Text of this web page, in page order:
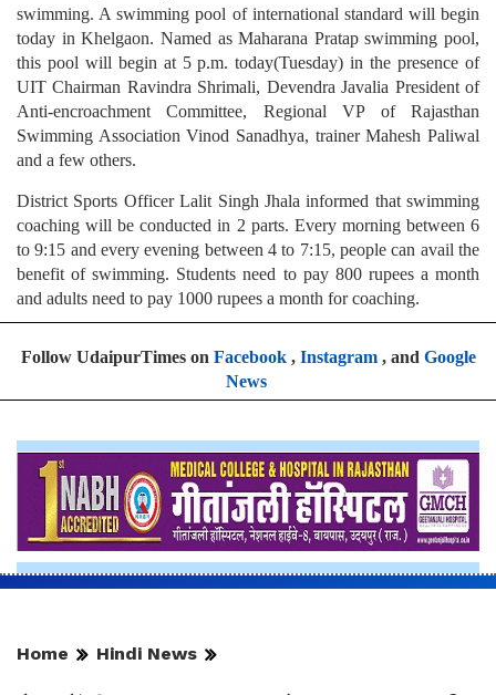
swimming. A swimming pool of international standard will begin
today in Khelgaon. Named as Maharana Pratap swimming pool,
this pool will begin at 5 p.m. today(Tuesday) in the presence of
UIT Chairman Ravindra Shrimali, Devendra Javalia President of
Anti-encroachment Committee, Regional VP of Rajasthan
Swimming Association Vinod Sanadhya, trainer Mahesh Paliwal
and a few others.
District Sports Officer Lalit Singh Jhala informed that swimming
coaching will be conducted in 2 parts. Every morning between 6
to 9:15 and every evening between 4 to 7:15, people can avail the
benefit of swimming. Students need to pay 800 rupees a month
and adults need to pay 1000 rupees a month for coaching.
Follow UdaipurTimes on Facebook, Instagram, and Google
News
Home Hindi News